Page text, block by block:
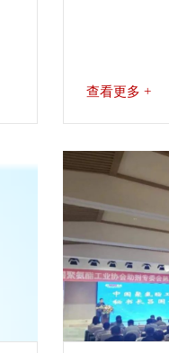
查看更多 +